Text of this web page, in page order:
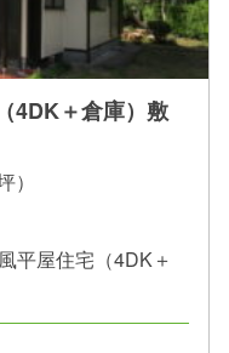
4DK＋倉庫）敷
）
平屋住宅（4DK＋